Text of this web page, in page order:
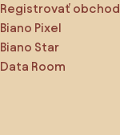
Registrovať obchod
Biano Pixel
Biano Star
Data Room